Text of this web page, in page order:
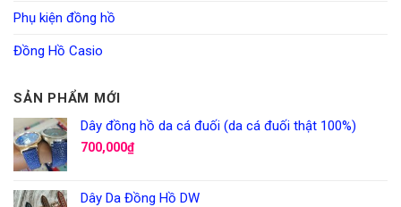
Phụ kiện đồng hồ
Đồng Hồ Casio
SẢN PHẨM MỚI
Dây đồng hồ da cá đuối (da cá đuối thật 100%)
700,000₫
Dây Da Đồng Hồ DW